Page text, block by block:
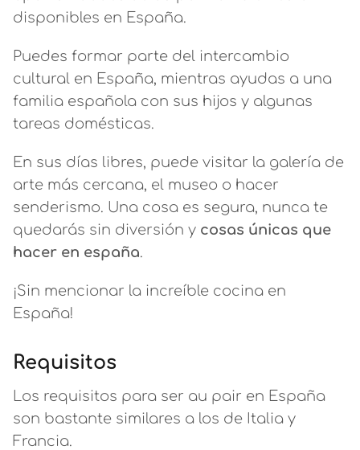
disponibles en España.
Puedes formar parte del intercambio
cultural en España, mientras ayudas a una
familia española con sus hijos y algunas
tareas domésticas.
En sus días libres, puede visitar la galería de
arte más cercana, el museo o hacer
senderismo. Una cosa es segura, nunca te
quedarás sin diversión y cosas únicas que
hacer en españa.
¡Sin mencionar la increíble cocina en
España!
Requisitos
Los requisitos para ser au pair en España
son bastante similares a los de Italia y
Francia.